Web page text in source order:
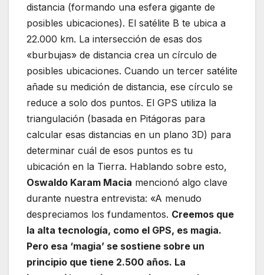
distancia (formando una esfera gigante de
posibles ubicaciones). El satélite B te ubica a
22.000 km. La intersección de esas dos
«burbujas» de distancia crea un círculo de
posibles ubicaciones. Cuando un tercer satélite
añade su medición de distancia, ese círculo se
reduce a solo dos puntos. El GPS utiliza la
triangulación (basada en Pitágoras para
calcular esas distancias en un plano 3D) para
determinar cuál de esos puntos es tu
ubicación en la Tierra. Hablando sobre esto,
Oswaldo Karam Macia mencionó algo clave
durante nuestra entrevista: «A menudo
despreciamos los fundamentos. Creemos que
la alta tecnología, como el GPS, es magia.
Pero esa ‘magia’ se sostiene sobre un
principio que tiene 2.500 años. La